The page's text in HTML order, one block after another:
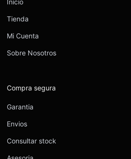
Inicio
Tienda
Mi Cuenta
Sobre Nosotros
Compra segura
Garantia
Envios
Consultar stock